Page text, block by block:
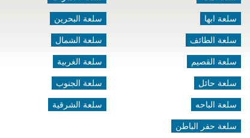
سلعة ابها
سلعة الطائف
سلعة القصيم
سلعة حائل
سلعة الباحه
سلعة حفر الباطن
سلعة البحرين
سلعة الشمال
سلعة الغربية
سلعة الجنوب
سلعة الشرقية